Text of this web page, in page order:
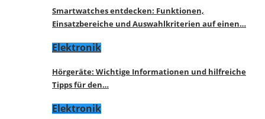
Smartwatches entdecken: Funktionen,
Einsatzbereiche und Auswahlkriterien auf einen…
Elektronik
Hörgeräte: Wichtige Informationen und hilfreiche
Tipps für den…
Elektronik